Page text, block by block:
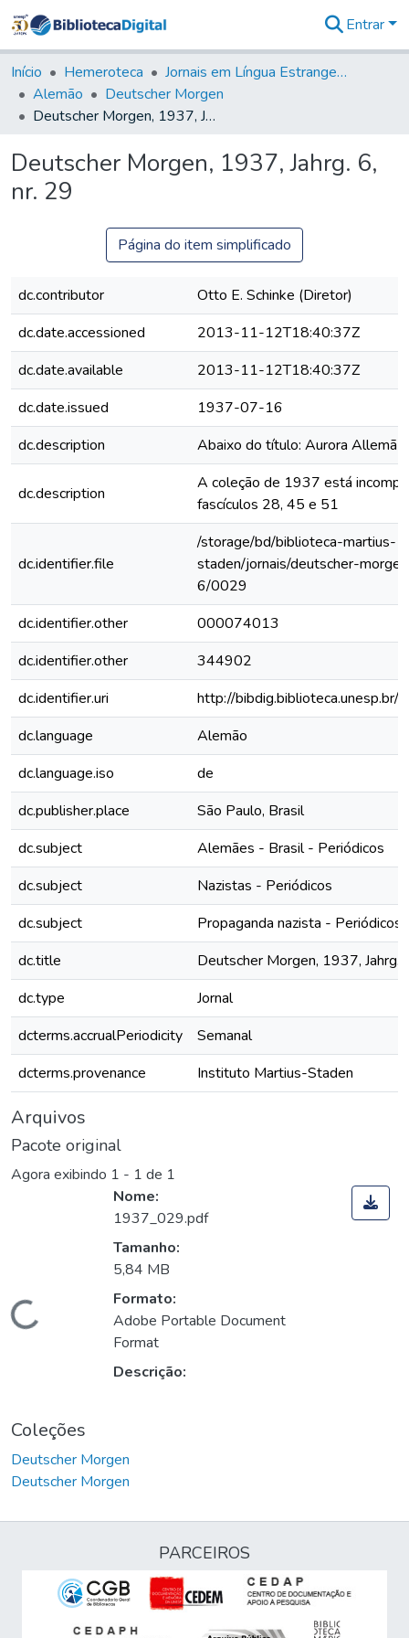
&
Coleções
Tudo na
Biblioteca
Estatísticas
Entrar
Início Hemeroteca
Jornais em Língua Estrangeira
Alemão
Deutscher Morgen
Deutscher Morgen, 1937, Jahrg. 6, nr. 29
Deutscher Morgen, 1937, Jahrg. 6,
nr. 29
Página do item simplificado
dc.contributor
Otto E. Schinke (Diretor)
dc.date.accessioned
2013-11-12T18:40:37Z
dc.date.available
2013-11-12T18:40:37Z
dc.date.issued
1937-07-16
dc.description
Abaixo do título: Aurora Allemã
dc.description
A coleção de 1937 está
fascículos 28, 45 e 51
dc.identifier.file
/storage/bd/biblioteca-martius-
staden/jornais/deutscher-
6/0029
dc.identifier.other
000074013
dc.identifier.other
344902
dc.identifier.uri
http://
dc.language
Alemão
dc.language.iso
de
dc.publisher.place
São Paulo, Brasil
dc.subject
Alemães - Brasil - Periódicos
dc.subject
Nazistas - Periódicos
dc.subject
Propaganda nazista - Periódicos
dc.title
Deutscher Morgen, 1937, Jahrg.
dc.type
Jornal
dcterms.accrualPeriodicity
Semanal
dcterms.provenance
Instituto Martius-Staden
Arquivos
Pacote original
Agora exibindo 1 - 1 de 1
Carregando...
Nome:
1937_029.pdf
Tamanho:
5,84 MB
Formato:
Adobe Portable Document
Format
Descrição:
Coleções
Deutscher Morgen
Deutscher Morgen
PARCEIROS